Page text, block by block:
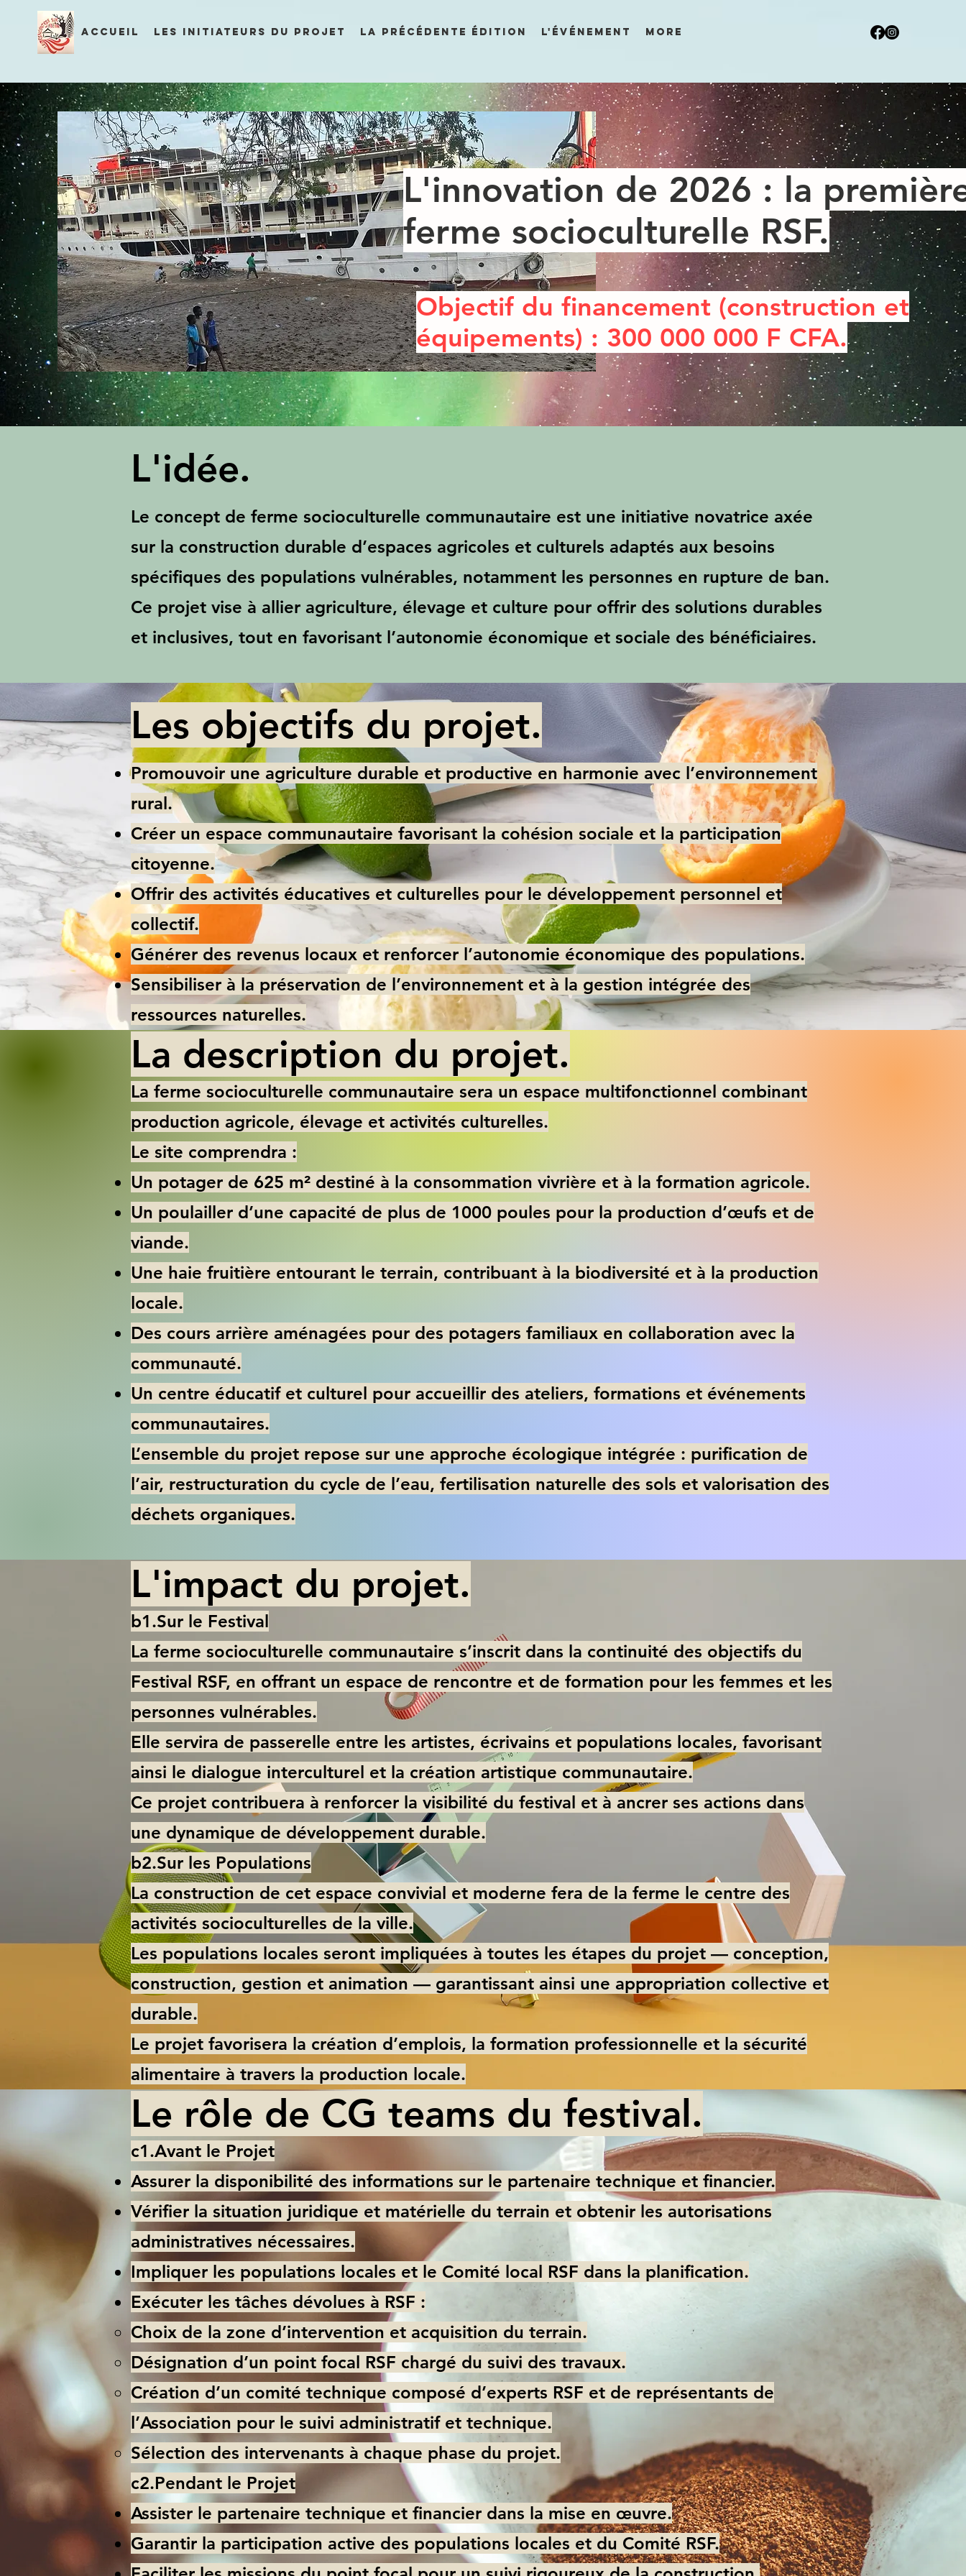
ACCUEIL LES INITIATEURS DU PROJET LA PRÉCÉDENTE ÉDITION L'ÉVÉNEMENT More
L'innovation de 2026 : la
ferme socioculturelle RSF.
Objectif du financement (construction et
équipements) : 300 000 000 F CFA.
L'idée.
Le concept de ferme socioculturelle communautaire est une initiative novatrice axée
sur la construction durable d’espaces agricoles et culturels adaptés aux besoins
spécifiques des populations vulnérables, notamment les personnes en rupture de ban.
Ce projet vise à allier agriculture, élevage et culture pour offrir des solutions durables
et inclusives, tout en favorisant l’autonomie économique et sociale des bénéficiaires.
Les objectifs du projet.
Promouvoir une agriculture durable et productive en harmonie avec l’environnement
rural.
Créer un espace communautaire favorisant la cohésion sociale et la participation
citoyenne.
Offrir des activités éducatives et culturelles pour le développement personnel et
collectif.
Générer des revenus locaux et renforcer l’autonomie économique des populations.
Sensibiliser à la préservation de l’environnement et à la gestion intégrée des
ressources naturelles.
La description du projet.
La ferme socioculturelle communautaire sera un espace multifonctionnel combinant
production agricole, élevage et activités culturelles.
Le site comprendra :
Un potager de 625 m² destiné à la consommation vivrière et à la formation agricole.
Un poulailler d’une capacité de plus de 1000 poules pour la production d’œufs et de
viande.
Une haie fruitière entourant le terrain, contribuant à la biodiversité et à la production
locale.
Des cours arrière aménagées pour des potagers familiaux en collaboration avec la
communauté.
Un centre éducatif et culturel pour accueillir des ateliers, formations et événements
communautaires.
L’ensemble du projet repose sur une approche écologique intégrée : purification de
l’air, restructuration du cycle de l’eau, fertilisation naturelle des sols et valorisation des
déchets organiques.
L'impact du projet.
b1.Sur le Festival
La ferme socioculturelle communautaire s’inscrit dans la continuité des objectifs du
Festival RSF, en offrant un espace de rencontre et de formation pour les femmes et les
personnes vulnérables.
Elle servira de passerelle entre les artistes, écrivains et populations locales, favorisant
ainsi le dialogue interculturel et la création artistique communautaire.
Ce projet contribuera à renforcer la visibilité du festival et à ancrer ses actions dans
une dynamique de développement durable.
b2.Sur les Populations
La construction de cet espace convivial et moderne fera de la ferme le centre des
activités socioculturelles de la ville.
Les populations locales seront impliquées à toutes les étapes du projet — conception,
construction, gestion et animation — garantissant ainsi une appropriation collective et
durable.
Le projet favorisera la création d’emplois, la formation professionnelle et la sécurité
alimentaire à travers la production locale.
Le rôle de CG teams du festival.
c1.Avant le Projet
Assurer la disponibilité des informations sur le partenaire technique et financier.
Vérifier la situation juridique et matérielle du terrain et obtenir les autorisations
administratives nécessaires.
Impliquer les populations locales et le Comité local RSF dans la planification.
Exécuter les tâches dévolues à RSF :
Choix de la zone d’intervention et acquisition du terrain.
Désignation d’un point focal RSF chargé du suivi des travaux.
Création d’un comité technique composé d’experts RSF et de représentants de
l’Association pour le suivi administratif et technique.
Sélection des intervenants à chaque phase du projet.
c2.Pendant le Projet
Assister le partenaire technique et financier dans la mise en œuvre.
Garantir la participation active des populations locales et du Comité RSF.